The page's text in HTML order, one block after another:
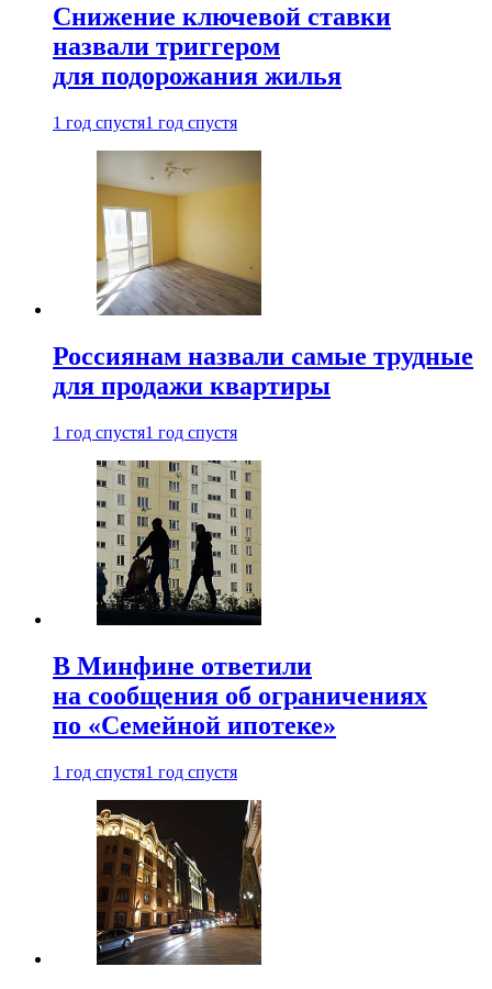
Снижение ключевой ставки
назвали триггером
для подорожания жилья
1 год спустя1 год спустя
Россиянам назвали самые трудные
для продажи квартиры
1 год спустя1 год спустя
В Минфине ответили
на сообщения об ограничениях
по «Семейной ипотеке»
1 год спустя1 год спустя